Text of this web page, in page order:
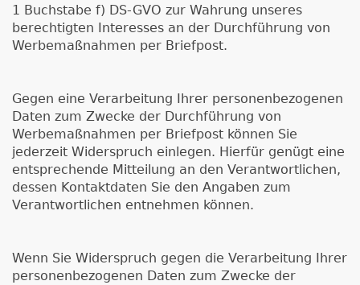
1 Buchstabe f) DS-GVO zur Wahrung unseres
berechtigten Interesses an der Durchführung von
Werbemaßnahmen per Briefpost.
Gegen eine Verarbeitung Ihrer personenbezogenen
Daten zum Zwecke der Durchführung von
Werbemaßnahmen per Briefpost können Sie
jederzeit Widerspruch einlegen. Hierfür genügt eine
entsprechende Mitteilung an den Verantwortlichen,
dessen Kontaktdaten Sie den Angaben zum
Verantwortlichen entnehmen können.
Wenn Sie Widerspruch gegen die Verarbeitung Ihrer
personenbezogenen Daten zum Zwecke der